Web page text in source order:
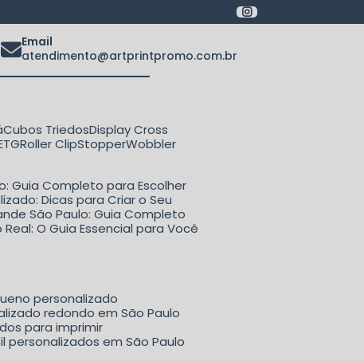
Email
atendimento@artprintpromo.com.br
Cubos Triedos Display Cross
Roller Clip Stopper
Wobbler
Guia Completo para Escolher
Dicas para Criar o Seu
São Paulo: Guia Completo
O Guia Essencial para Você
personalizado
redondo em São Paulo
para imprimir
personalizados em São Paulo